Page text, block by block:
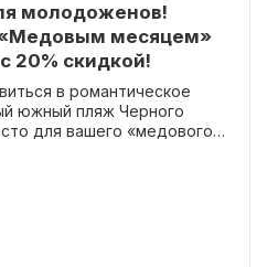
молодоженов!
месяцем»
20% скидкой!
в романтическое
южный пляж Черного
для вашего «медового
бронировании в течение
Для подтверждения
статуса нужно